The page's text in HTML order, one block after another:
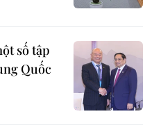
số tập
Quốc